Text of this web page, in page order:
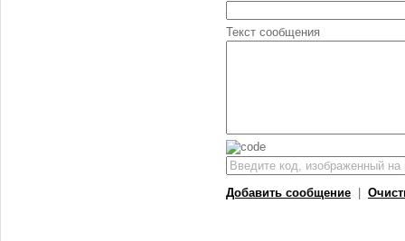
Текст сообщения
Добавить сообщение